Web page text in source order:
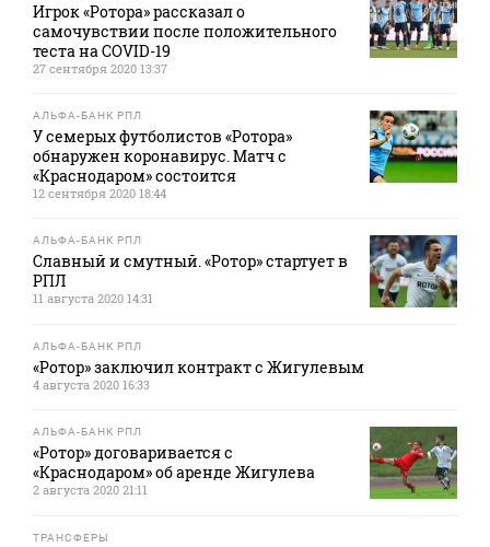
Игрок «Ротора» рассказал о
самочувствии после положительного
теста на COVID-19
27 сентября 2020 13:37
АЛЬФА-БАНК РПЛ
У семерых футболистов «Ротора»
обнаружен коронавирус. Матч с
«Краснодаром» состоится
12 сентября 2020 18:44
АЛЬФА-БАНК РПЛ
Славный и смутный. «Ротор» стартует в
РПЛ
11 августа 2020 14:31
АЛЬФА-БАНК РПЛ
«Ротор» заключил контракт с Жигулевым
4 августа 2020 16:33
АЛЬФА-БАНК РПЛ
«Ротор» договаривается с
«Краснодаром» об аренде Жигулева
2 августа 2020 21:11
ТРАНСФЕРЫ